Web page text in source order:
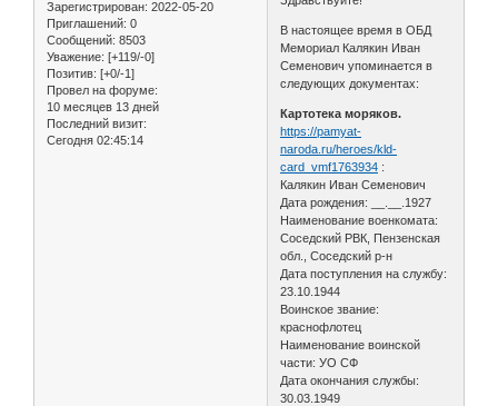
Зарегистрирован: 2022-05-20
Приглашений: 0
Сообщений: 8503
Уважение: [+119/-0]
Позитив: [+0/-1]
Провел на форуме:
10 месяцев 13 дней
Последний визит:
Сегодня 02:45:14
В настоящее время в ОБД
Мемориал Калякин Иван
Семенович упоминается в
следующих документах:
Картотека моряков.
https://pamyat-
naroda.ru/heroes/kld-
card_vmf1763934 :
Калякин Иван Семенович
Дата рождения: __.__.1927
Наименование военкомата:
Соседский РВК, Пензенская
обл., Соседский р-н
Дата поступления на службу:
23.10.1944
Воинское звание:
краснофлотец
Наименование воинской
части: УО СФ
Дата окончания службы:
30.03.1949